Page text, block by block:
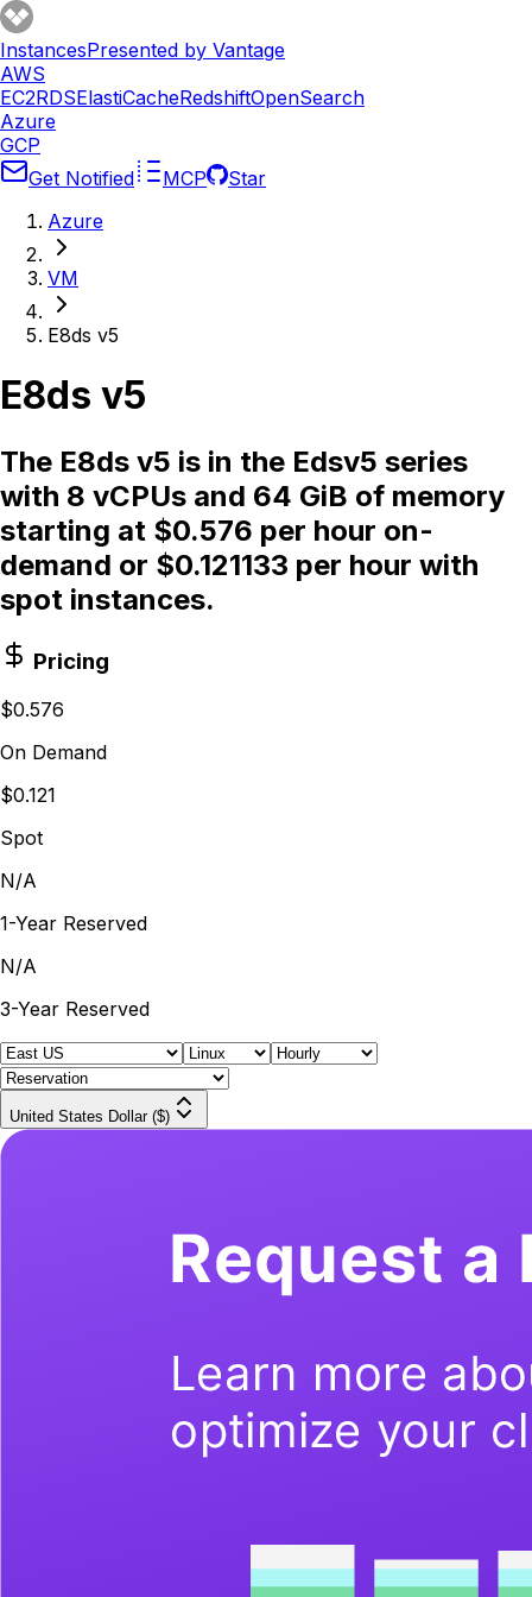
InstancesPresented by Vantage
AWS
EC2RDSElastiCacheRedshiftOpenSearch
Azure
GCP
Get Notified
MCP
Star
Azure
VM
E8ds v5
E8ds v5
The E8ds v5 is in the Edsv5 series
with 8 vCPUs and 64 GiB of memory
starting at $0.576 per hour on-
demand or $0.121133 per hour with
spot instances.
Pricing
$0.576
On Demand
$0.121
Spot
N/A
1-Year Reserved
N/A
3-Year Reserved
United States Dollar ($)